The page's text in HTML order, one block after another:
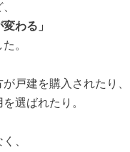
わる」
。
戸建を購入されたり、
選ばれたり。
、